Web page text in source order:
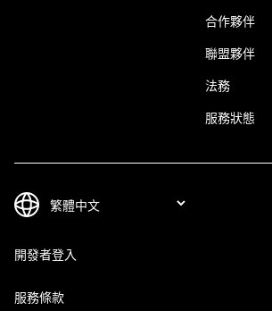
合作夥伴
聯盟夥伴
法務
服務狀態
開發者登入
服務條款